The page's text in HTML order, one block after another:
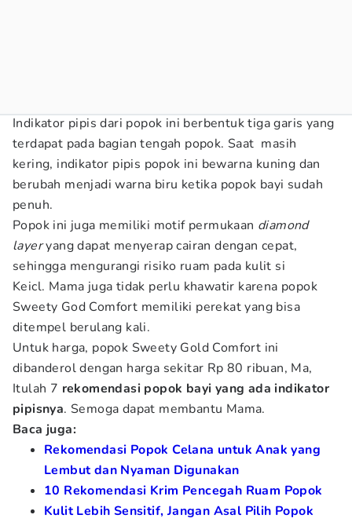
Indikator pipis dari popok ini berbentuk tiga garis yang
terdapat pada bagian tengah popok. Saat masih
kering, indikator pipis popok ini bewarna kuning dan
berubah menjadi warna biru ketika popok bayi sudah
penuh.
Popok ini juga memiliki motif permukaan diamond
layeryang dapat menyerap cairan dengan cepat,
sehingga mengurangi risiko ruam pada kulit si
Keicl. Mama juga tidak perlu khawatir karena popok
Sweety God Comfort memiliki perekat yang bisa
ditempel berulang kali.
Untuk harga, popok Sweety Gold Comfort ini
dibanderol dengan harga sekitar Rp 80 ribuan, Ma,
Itulah 7 rekomendasi popok bayi yang ada indikator
pipisnya. Semoga dapat membantu Mama.
Baca juga:
Rekomendasi Popok Celana untuk Anak yang
Lembut dan Nyaman Digunakan
10 Rekomendasi Krim Pencegah Ruam Popok
Kulit Lebih Sensitif, Jangan Asal Pilih Popok